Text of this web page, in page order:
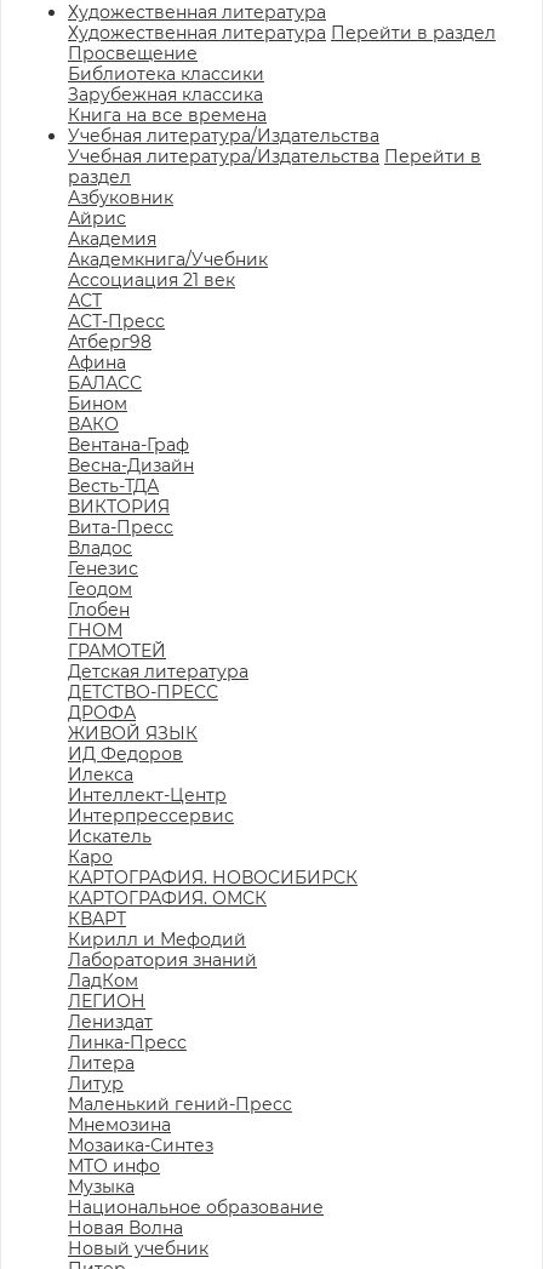
Художественная литература
Художественная литература Перейти в раздел
Просвещение
Библиотека классики
Зарубежная классика
Книга на все времена
Учебная литература/Издательства
Учебная литература/Издательства Перейти в
раздел
Азбуковник
Айрис
Академия
Академкнига/Учебник
Ассоциация 21 век
АСТ
АСТ-Пресс
Атберг98
Афина
БАЛАСС
Бином
ВАКО
Вентана-Граф
Весна-Дизайн
Весть-ТДА
ВИКТОРИЯ
Вита-Пресс
Владос
Генезис
Геодом
Глобен
ГНОМ
ГРАМОТЕЙ
Детская литература
ДЕТСТВО-ПРЕСС
ДРОФА
ЖИВОЙ ЯЗЫК
ИД Федоров
Илекса
Интеллект-Центр
Интерпрессервис
Искатель
Каро
КАРТОГРАФИЯ. НОВОСИБИРСК
КАРТОГРАФИЯ. ОМСК
КВАРТ
Кирилл и Мефодий
Лаборатория знаний
ЛадКом
ЛЕГИОН
Лениздат
Линка-Пресс
Литера
Литур
Маленький гений-Пресс
Мнемозина
Мозаика-Синтез
МТО инфо
Музыка
Национальное образование
Новая Волна
Новый учебник